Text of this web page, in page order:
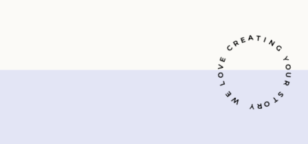
W
E L
O
V
E
C
R
E
A
T
INGY
O
U
R S
T
O
R Y